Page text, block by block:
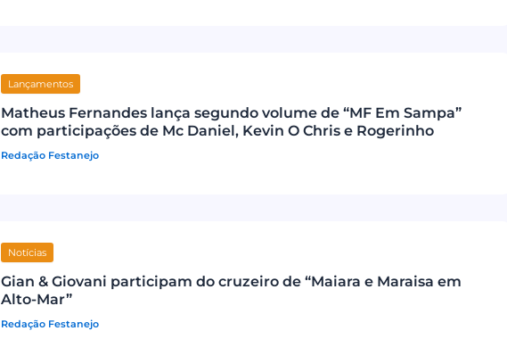
Lançamentos
Matheus Fernandes lança segundo volume de “MF Em Sampa”
com participações de Mc Daniel, Kevin O Chris e Rogerinho
Redação Festanejo
Notícias
Gian & Giovani participam do cruzeiro de “Maiara e Maraisa em
Alto-Mar”
Redação Festanejo